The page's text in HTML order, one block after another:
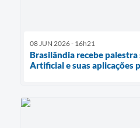
08 JUN 2026 - 16h21
Brasilândia recebe
Artificial e suas aplicações